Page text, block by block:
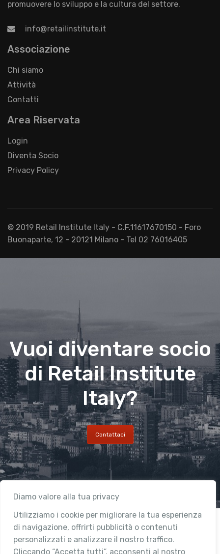
Diamo valore alla tua privacy
Utilizziamo i cookie per migliorare la tua esperienza
di navigazione, offrirti pubblicità o contenuti
personalizzati e analizzare il nostro traffico.
Cliccando “Accetta tutti”, acconsenti al nostro
promuovere lo sviluppo e la cultura del settore.
info@retailinstitute.it
Associazione
Chi siamo
Attività
Contatti
Area Riservata
Login
Diventa Socio
Privacy Policy
© 2019 Retail Institute Italy - C.F.11617670150 - Foro
Buonaparte, 12 - 20121 Milano - Tel 02 76016405
Vuoi diventare socio
di Retail Institute
Italy?
Contattaci